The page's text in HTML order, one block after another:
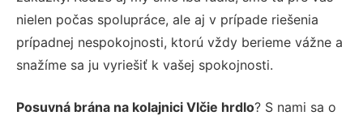
nielen počas spolupráce, ale aj v prípade riešenia
prípadnej nespokojnosti, ktorú vždy berieme vážne a
snažíme sa ju vyriešiť k vašej spokojnosti.
Posuvná brána na kolajnici Vlčie hrdlo? S nami sa o